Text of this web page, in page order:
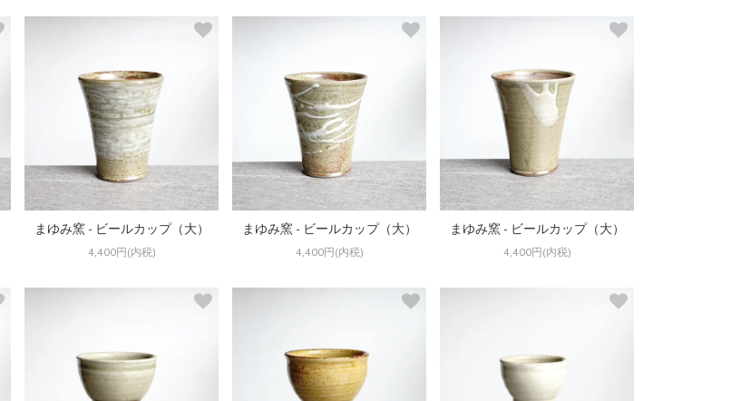
まゆみ窯 - ビールカップ（大）
4,400円(内税)
まゆみ窯 - ビールカップ（大）
4,400円(内税)
まゆみ窯 - ビールカップ（大）
4,400円(内税)